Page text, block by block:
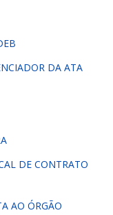
DA ATA
DE CONTRATO
AO ÓRGÃO